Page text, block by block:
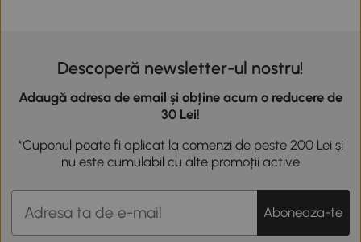
Descoperă newsletter-ul nostru!
Adaugă adresa de email și obține acum o reducere de
30 Lei!
*Cuponul poate fi aplicat la comenzi de peste 200 Lei și
nu este cumulabil cu alte promoții active
Aboneaza-te